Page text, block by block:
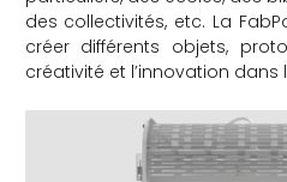
des collectivités, etc. La
créer différents objets,
créativité et l’innovation dans